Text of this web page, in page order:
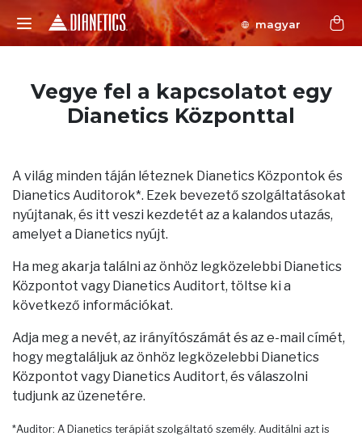
magyar
Vegye fel a kapcsolatot egy
Dianetics Központtal
A világ minden táján léteznek Dianetics Központok és
Dianetics Auditorok*. Ezek bevezető szolgáltatásokat
nyújtanak, és itt veszi kezdetét az a kalandos utazás,
amelyet a Dianetics nyújt.
Ha meg akarja találni az önhöz legközelebbi Dianetics
Központot vagy Dianetics Auditort, töltse ki a
következő információkat.
Adja meg a nevét, az irányítószámát és az e-mail címét,
hogy megtaláljuk az önhöz legközelebbi Dianetics
Központot vagy Dianetics Auditort, és válaszolni
tudjunk az üzenetére.
*Auditor: A Dianetics terápiát szolgáltató személy. Auditálni azt is